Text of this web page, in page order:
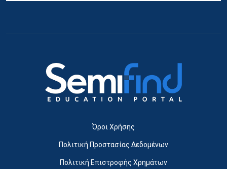
Όροι Χρήσης
Πολιτική Προστασίας Δεδομένων
Πολιτική Επιστροφής Χρημάτων